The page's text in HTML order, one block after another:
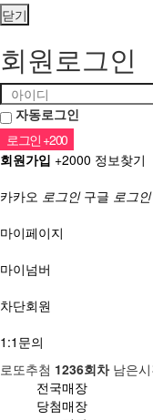
닫기
회원로그인
자동로그인
회원가입 +2000 정보찾기
카카오 로그인 구글 로그인
마이페이지
마이넘버
차단회원
1:1문의
로또추첨 1236회차남은
전국매장
당첨매장